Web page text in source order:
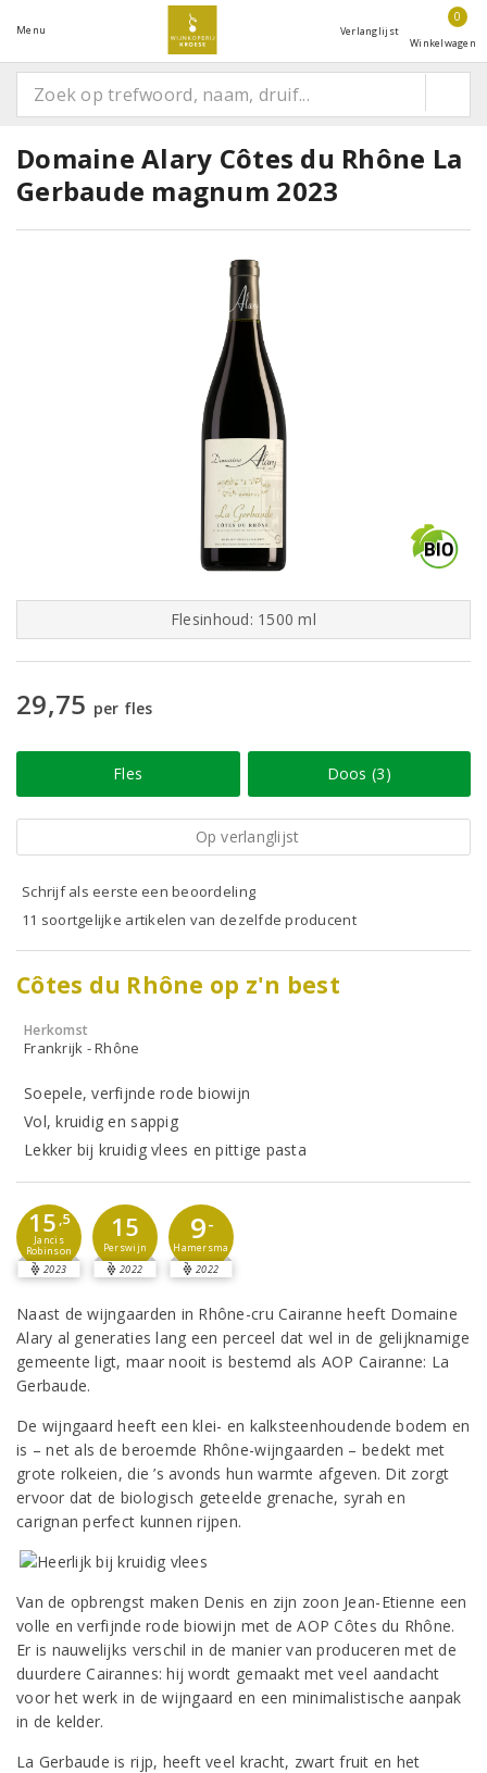
Menu Verlanglijst
0
Winkelwagen
Domaine Alary Côtes du Rhône La
Gerbaude magnum 2023
Flesinhoud: 1500 ml
29,75 per fles
Fles Doos (3)
Op verlanglijst
Schrijf als eerste een beoordeling
11 soortgelijke artikelen van dezelfde producent
Côtes du Rhône op z'n best
Herkomst
Frankrijk - Rhône
Soepele, verfijnde rode biowijn
Vol, kruidig en sappig
Lekker bij kruidig vlees en pittige pasta
15 ,5
Jancis
Robinson
2023
15
Perswijn
2022
9-
Hamersma
2022
Naast de wijngaarden in Rhône-cru Cairanne heeft Domaine
Alary al generaties lang een perceel dat wel in de gelijknamige
gemeente ligt, maar nooit is bestemd als AOP Cairanne: La
Gerbaude.
De wijngaard heeft een klei- en kalksteenhoudende bodem en
is – net als de beroemde Rhône-wijngaarden – bedekt met
grote rolkeien, die ’s avonds hun warmte afgeven. Dit zorgt
ervoor dat de biologisch geteelde grenache, syrah en
carignan perfect kunnen rijpen.
Van de opbrengst maken Denis en zijn zoon Jean-Etienne een
volle en verfijnde rode biowijn met de AOP Côtes du Rhône.
Er is nauwelijks verschil in de manier van produceren met de
duurdere Cairannes: hij wordt gemaakt met veel aandacht
voor het werk in de wijngaard en een minimalistische aanpak
in de kelder.
La Gerbaude is rijp, heeft veel kracht, zwart fruit en het